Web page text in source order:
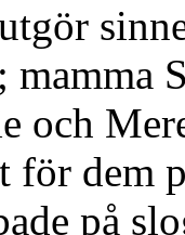
och
dem
på